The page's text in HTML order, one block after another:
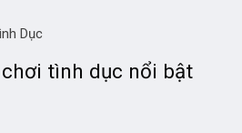
Dục
tình dục nổi bật